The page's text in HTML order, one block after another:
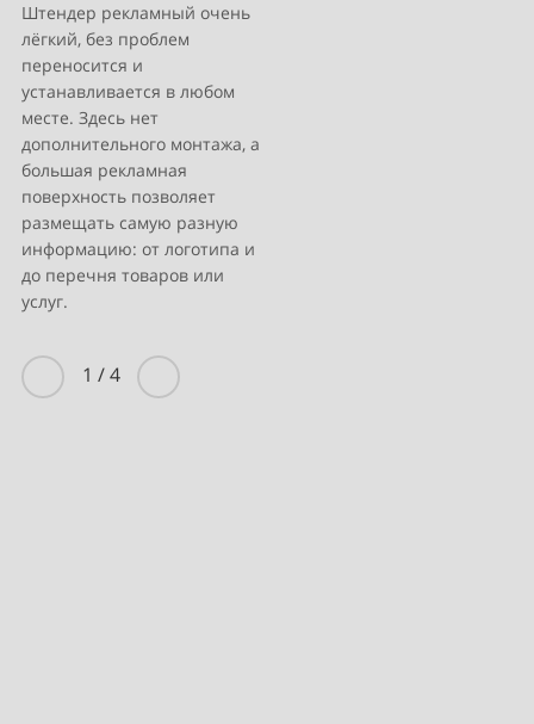
Штендер рекламный очень
лёгкий, без проблем
переносится и
устанавливается в любом
месте. Здесь нет
дополнительного монтажа, а
большая рекламная
поверхность позволяет
размещать самую разную
информацию: от логотипа и
до перечня товаров или
услуг.
1 /4